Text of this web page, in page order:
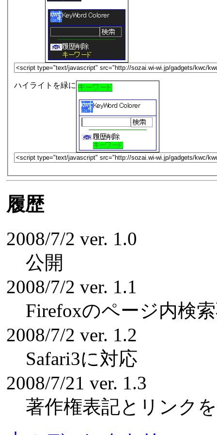
ハイライトを緑に
履歴
2008/7/2 ver. 1.0
公開
2008/7/2 ver. 1.1
Firefoxのページ内検
2008/7/2 ver. 1.2
Safari3に対応
2008/7/21 ver. 1.3
著作権表記とリンク